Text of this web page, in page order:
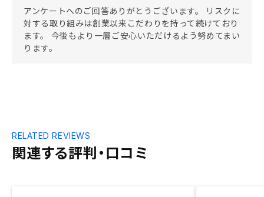
アンケートへのご回答ありがとうございます。 リスクに
対する取り組みは創業以来こだわりを持って続けており
ます。 今後もより一層ご安心いただけるよう努めてまい
ります。
関連する評判・口コミ
RELATED REVIEWS